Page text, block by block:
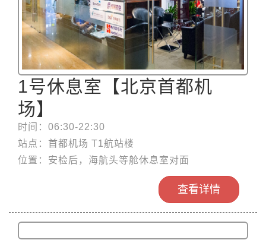
1号休息室【北京首都机
场】
时间：06:30-22:30
站点：首都机场 T1航站楼
位置：安检后，海航头等舱休息室对面
查看详情